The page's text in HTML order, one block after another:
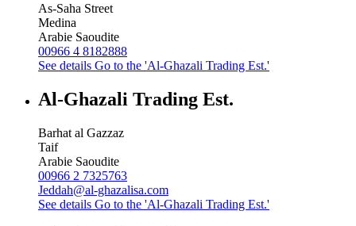
As-Saha Street
Medina
Arabie Saoudite
00966 4 8182888
See details Go to the 'Al-Ghazali Trading Est.'
Al-Ghazali Trading Est.
Barhat al Gazzaz
Taif
Arabie Saoudite
00966 2 7325763
Jeddah@al-ghazalisa.com
See details Go to the 'Al-Ghazali Trading Est.'